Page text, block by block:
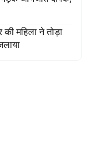
महिला ने तोड़ा